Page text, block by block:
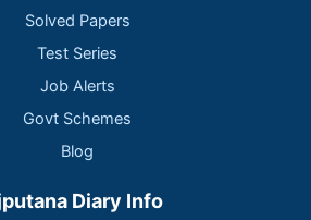
Solved Papers
Test Series
Job Alerts
Govt Schemes
Blog
Diary Info